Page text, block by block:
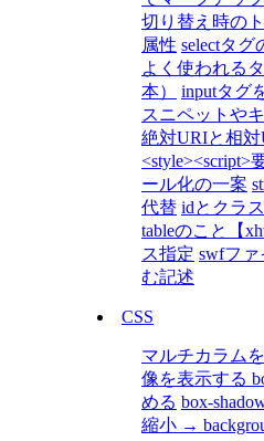
切り替え時の
属性 selectタ
よく使われる
本）
inputタグ
スニペットや
絶対URIと相
<style><script>
ール化の一案
代替 idとクラ
tableのこと【
ス指定 swfファ
む記述
CSS
マルチカラム
像を表示する
める box-
縮小 →